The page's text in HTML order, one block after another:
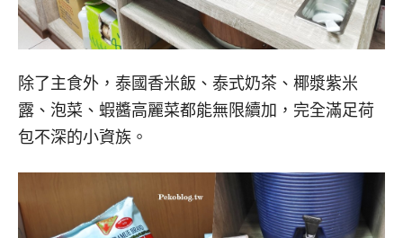
除了主食外，泰國香米飯、泰式奶茶、椰漿紫米
露、泡菜、蝦醬高麗菜都能無限續加，完全滿足荷
包不深的小資族。